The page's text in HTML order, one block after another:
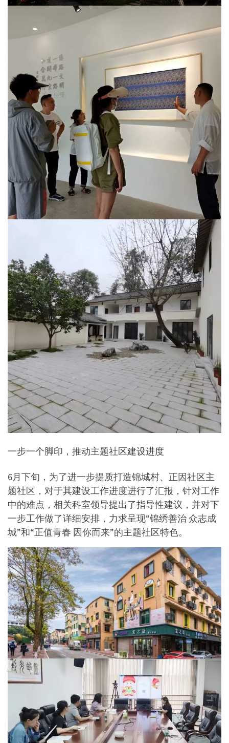
一步一个脚印，推动主题社区建设进度
6月下旬，为了进一步提质打造锦城村、正因社区主
题社区，对于其建设工作进度进行了汇报，针对工作
中的难点，相关科室领导提出了指导性建议，并对下
一步工作做了详细安排，力求呈现“锦绣善治 众志成
城”和“正值青春 因你而来”的主题社区特色。